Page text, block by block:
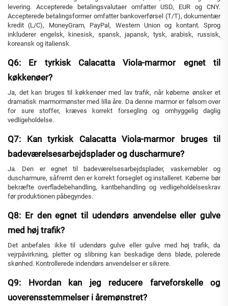
levering. Accepterede betalingsvalutaer omfatter USD, EUR og CNY.
Accepterede betalingsformer omfatter bankoverførsel (T/T), dokumentær
kredit (L/C), MoneyGram, PayPal, Western Union og kontant. Sprog
inkluderer engelsk, kinesisk, spansk, japansk, tysk, arabisk, russisk,
koreansk og italiensk.
Q6: Er tyrkisk Calacatta Viola-marmor egnet til
køkkenøer?
Ja, det kan bruges til køkkenøer med lav trafik, når køberne ønsker et
dramatisk marmormønster med lilla åre. Da denne marmor er følsom over
for sure stoffer, kræves korrekt forsegling og omhyggelig daglig
vedligeholdelse.
Q7: Kan tyrkisk Calacatta Viola-marmor bruges til
badeværelsesarbejdsplader og duscharmure?
Ja. Den er egnet til badeværelsesarbejdsplader, vaskemøbler og
duscharmure, såfremt den er korrekt forseglet og installeret. Køberne bør
bekræfte overfladebehandling, kantbehandling og vedligeholdelseskrav
før produktionen påbegyndes.
Q8: Er den egnet til udendørs anvendelse eller gulve
med høj trafik?
Det anbefales ikke til udendørs gulve eller gulve med høj trafik, da
vejrpåvirkning, pletter og slibning kan beskadige dens bløde, polerede
skønhed. Kontrollerede indendørs anvendelser er sikrere.
Q9: Hvordan kan jeg reducere farveforskelle og
uoverensstemmelser i åremønstret?